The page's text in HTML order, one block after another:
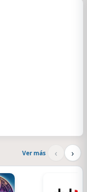
Ver más ‹ ›